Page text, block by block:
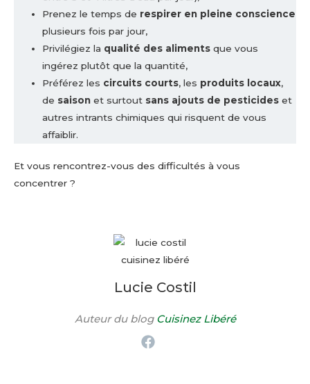
Prenez le temps de respirer en pleine conscience
plusieurs fois par jour,
Privilégiez la qualité des aliments que vous
ingérez plutôt que la quantité,
Préférez les circuits courts, les produits locaux,
de saisonet surtout sans ajouts de pesticides et
autres intrants chimiques qui risquent de vous
affaiblir.
Et vous rencontrez-vous des difficultés à vous
concentrer ?
Lucie Costil
Auteur du blog Cuisinez Libéré